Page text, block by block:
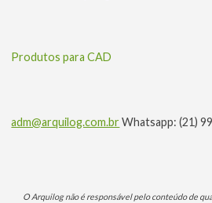
Produtos para CAD
adm@arquilog.com.brWhatsapp: (21)
O Arquilog não é responsável pelo conteúdo de